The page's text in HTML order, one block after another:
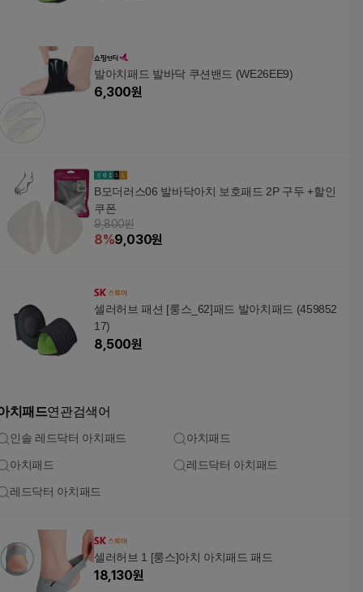
발아치패드 발바닥 쿠션밴드 (WE26EE9)
6,300원
B모더러스06 발바닥아치 보호패드 2P 구두 +할인
쿠폰
9,800원
8%9,030원
셀러허브 패션 [룽스_62]패드 발아치패드 (459852
17)
8,500원
치패드연관검색어
인솔 레드닥터 아치패드 아치패드
아치패드 레드닥터 아치패드
레드닥터 아치패드
셀러허브 1 [룽스]아치 아치패드 패드
18,130원